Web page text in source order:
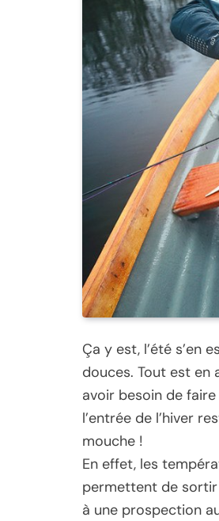
Ça y est, l’été s’en
douces. Tout est
avoir besoin de
l’entrée de l’hiver
mouche !
En effet, les
permettent de
à une prospection